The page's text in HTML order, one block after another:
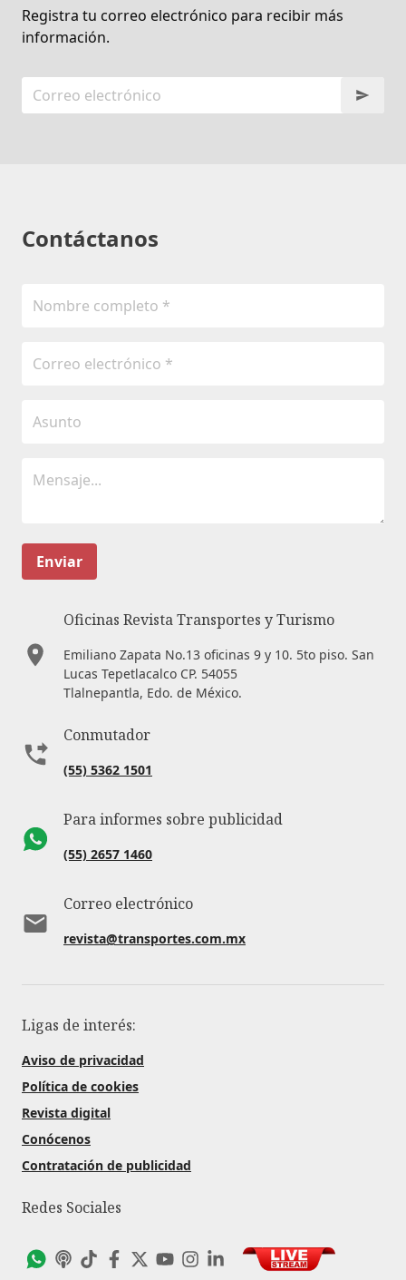
Registra tu correo electrónico para recibir más
información.
Contáctanos
Enviar
Oficinas Revista Transportes y Turismo
Emiliano Zapata No.13 oficinas 9 y 10. 5to piso. San
Lucas Tepetlacalco CP. 54055
Tlalnepantla, Edo. de México.
Conmutador
(55) 5362 1501
Para informes sobre publicidad
(55) 2657 1460
Correo electrónico
revista@transportes.com.mx
Ligas de interés:
Aviso de privacidad
Política de cookies
Revista digital
Conócenos
Contratación de publicidad
Redes Sociales